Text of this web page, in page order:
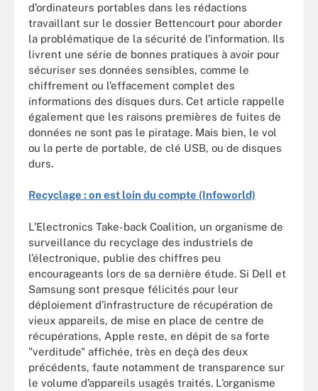
d’ordinateurs portables dans les rédactions
travaillant sur le dossier Bettencourt pour aborder
la problématique de la sécurité de l’information. Ils
livrent une série de bonnes pratiques à avoir pour
sécuriser ses données sensibles, comme le
chiffrement ou l’effacement complet des
informations des disques durs. Cet article rappelle
également que les raisons premières de fuites de
données ne sont pas le piratage. Mais bien, le vol
ou la perte de portable, de clé USB, ou de disques
durs.
Recyclage : on est loin du compte (Infoworld)
L’Electronics Take-back Coalition, un organisme de
surveillance du recyclage des industriels de
l’électronique, publie des chiffres peu
encourageants lors de sa dernière étude. Si Dell et
Samsung sont presque félicités pour leur
déploiement d’infrastructure de récupération de
vieux appareils, de mise en place de centre de
récupérations, Apple reste, en dépit de sa forte
"verditude" affichée, très en deçà des deux
précédents, faute notamment de transparence sur
le volume d’appareils usagés traités. L’organisme